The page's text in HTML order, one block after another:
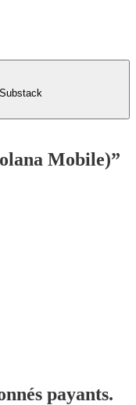
Mobile)”
payants.